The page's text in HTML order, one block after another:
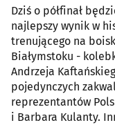
Dziś o półfinał
najlepszy wynik w
trenującego na
Białymstoku -
Andrzeja
pojedynczych
reprezentantów
i Barbara Kulanty.